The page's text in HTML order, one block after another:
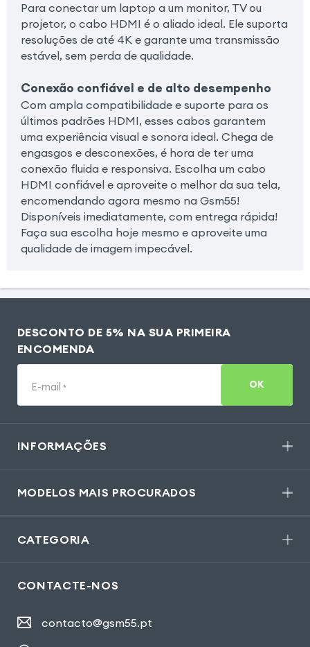
Para conectar um laptop a um monitor, TV ou
projetor, o cabo HDMI é o aliado ideal. Ele suporta
resoluções de até 4K e garante uma transmissão
estável, sem perda de qualidade.
Conexão confiável e de alto desempenho
Com ampla compatibilidade e suporte para os
últimos padrões HDMI, esses cabos garantem
uma experiência visual e sonora ideal. Chega de
engasgos e desconexões, é hora de ter uma
conexão fluida e responsiva. Escolha um cabo
HDMI confiável e aproveite o melhor da sua tela,
encomendando agora mesmo na Gsm55!
Disponíveis imediatamente, com entrega rápida!
Faça sua escolha hoje mesmo e aproveite uma
qualidade de imagem impecável.
DESCONTO DE 5% NA SUA PRIMEIRA
ENCOMENDA
E-mail * OK
INFORMAÇÕES
MODELOS MAIS PROCURADOS
CATEGORIA
CONTACTE-NOS
contacto@gsm55.pt